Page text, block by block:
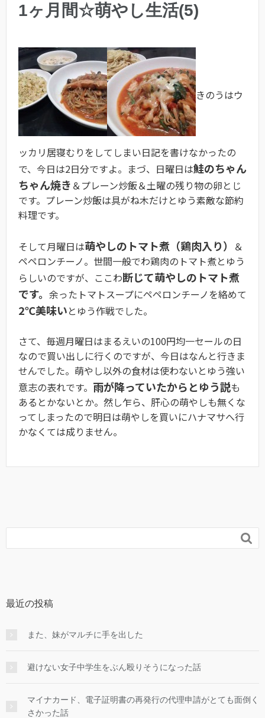
1ヶ月間☆萌やし生活(5)
きのうはウ
ッカリ居寝むりをしてしまい日記を書けなかったの
で、今日は2日分ですよ。まづ、日曜日は鮭のちゃん
ちゃん焼き ＆プレーン炒飯＆土曜の残り物の卵とじ
です。プレーン炒飯は具がね木だけとゆう素敵な節約
料理です。
そして月曜日は萌やしのトマト煮（鶏肉入り）
＆
ペペロンチーノ。世間一般でわ鶏肉のトマト煮とゆう
らしいのですが、ここわ断じて萌やしのトマト煮
です。 余ったトマトスープにペペロンチーノを絡めて
2℃美味いとゆう作戦でした。
さて、毎週月曜日はまるえいの100円均一セールの日
なので買い出しに行くのですが、今日はなんと行きま
せんでした。萌やし以外の食材は使わないとゆう強い
意志の表れです。 雨が降っていたからとゆう説も
あるとかないとか。然し乍ら、肝心の萌やしも無くな
ってしまったので明日は萌やしを買いにハナマサへ行
かなくては成りません。

最近の投稿
また、妹がマルチに手を出した
避けない女子中学生をぶん殴りそうになった話
マイナカード、電子証明書の再発行の代理申請がとても面倒く
さかった話